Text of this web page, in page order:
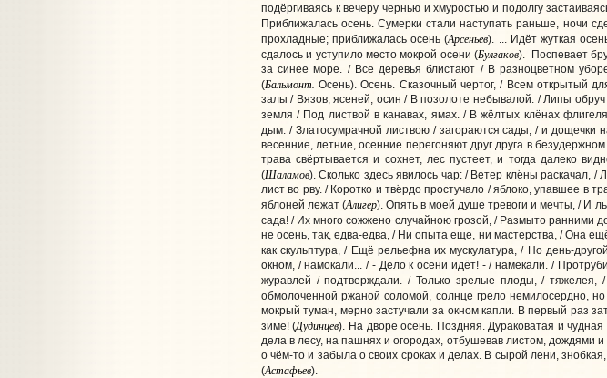
подёргиваясь к вечеру чернью и хмуростью и подолгу
Приближалась осень. Сумерки стали наступать раньше, ночи
прохладные; приближалась осень (Арсеньев). ... Идёт жуткая
сдалось и уступило место мокрой осени (Булгаков). Поспевает
за синее море. / Все деревья блистают / В разноцветном
(Бальмонт.Осень). Осень. Сказочный чертог, / Всем открытый
залы / Вязов, ясеней, осин / В позолоте небывалой. / Липы
земля / Под листвой в канавах, ямах. / В жёлтых клёнах
дым. / Златосумрачной листвою / загораются сады, / и дощечки
весенние, летние, осенние перегоняют друг друга в
трава свёртывается и сохнет, лес пустеет, и тогда далеко
(Шаламов). Сколько здесь явилось чар: / Ветер клёны раскачал,
лист во рву. / Коротко и твёрдо простучало / яблоко, упавшее в
яблоней лежат (Алигер). Опять в моей душе тревоги и мечты, / И
сада! / Их много сожжено случайною грозой, / Размыто
не осень, так, едва-едва, / Ни опыта еще, ни мастерства, / Она
как скульптура, / Ещё рельефна их мускулатура, / Но день-
окном, / намокали... / - Дело к осени идёт! - / намекали. /
журавлей / подтверждали. / Только зрелые плоды, /
обмолоченной ржаной соломой, солнце грело немилосердно,
мокрый туман, мерно застучали за окном капли. В первый раз
зиме! (Дудинцев). На дворе осень. Поздняя. Дураковатая и
дела в лесу, на пашнях и огородах, отбушевав листом, дождями
о чём-то и забыла о своих сроках и делах. В сырой лени,
(Астафьев).